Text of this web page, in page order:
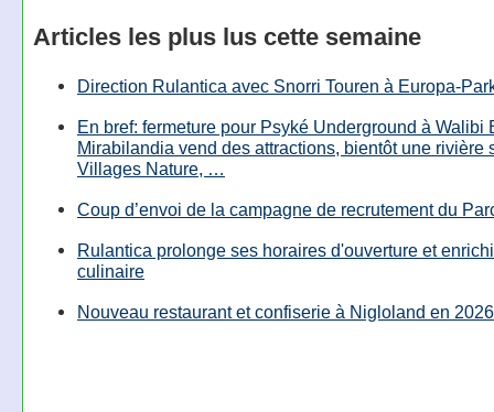
Articles les plus lus cette semaine
Direction Rulantica avec Snorri Touren à Europa-
En bref: fermeture pour Psyké Underground à Walibi
Mirabilandia vend des attractions, bientôt une rivière
Villages Nature, …
Coup d’envoi de la campagne de recrutement du
Rulantica prolonge ses horaires d'ouverture et
culinaire
Nouveau restaurant et confiserie à Nigloland en 2026